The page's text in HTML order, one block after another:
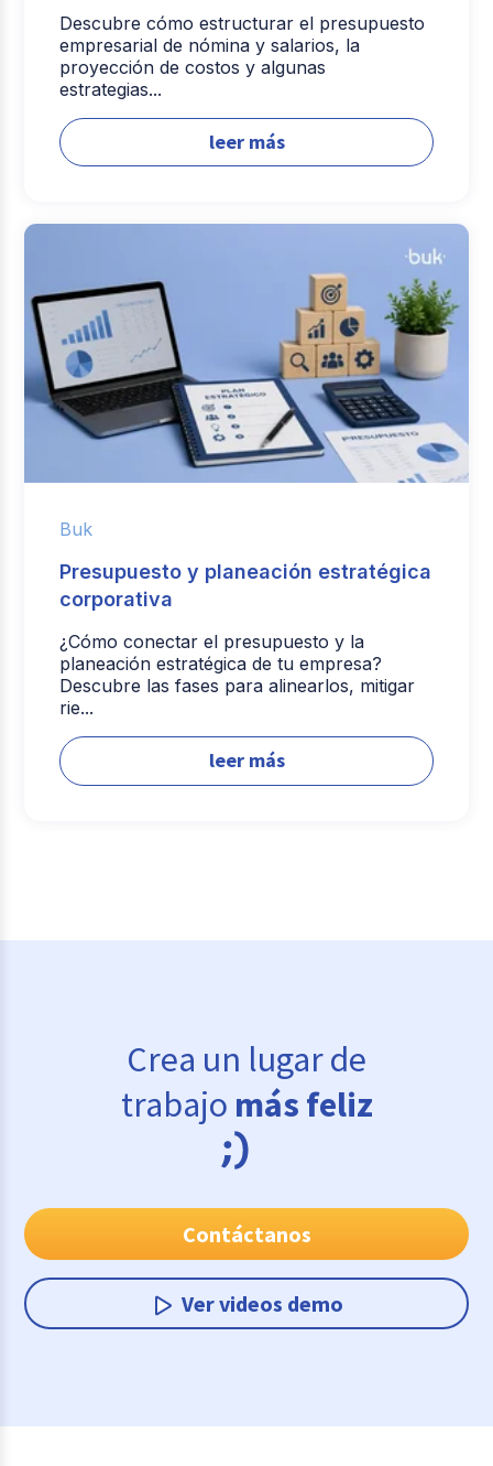
Descubre cómo estructurar el presupuesto
empresarial de nómina y salarios, la
proyección de costos y algunas
estrategias...
leer más
Buk
Presupuesto y planeación estratégica
corporativa
¿Cómo conectar el presupuesto y la
planeación estratégica de tu empresa?
Descubre las fases para alinearlos, mitigar
rie...
leer más
Crea un lugar de
trabajo más feliz
Contáctanos
Ver videos demo